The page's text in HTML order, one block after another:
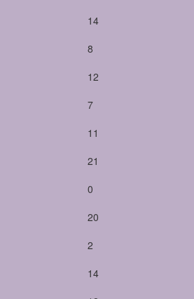
14
8
12
7
11
21
0
20
2
14